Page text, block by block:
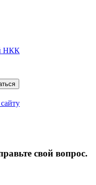
НКК
свой вопрос.